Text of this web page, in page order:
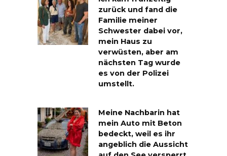
zurück und fand die
Familie meiner
Schwester dabei vor,
mein Haus zu
verwüsten, aber am
nächsten Tag wurde
es von der Polizei
umstellt.
Meine Nachbarin hat
mein Auto mit Beton
bedeckt, weil es ihr
angeblich die Aussicht